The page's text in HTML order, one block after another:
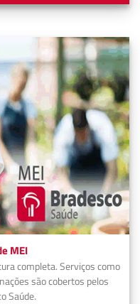
MEI
completa. Serviços como
são cobertos pelos
Saúde.